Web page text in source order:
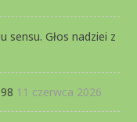
sensu. Głos nadziei z
11 czerwca 2026